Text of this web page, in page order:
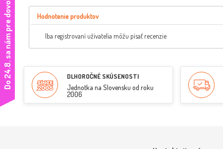
Hodnotenie produktov
Iba registrovaní užívatelia môžu písať recenzie
DLHOROČNÉ SKÚSENOSTI
Jednotka na Slovensku od roku
2006
D
o
2
4
.
8
.
s
a
n
á
m
p
r
e
d
o
v
o
l
e
n
k
u
n
e
d
o
v
o
l
á
t